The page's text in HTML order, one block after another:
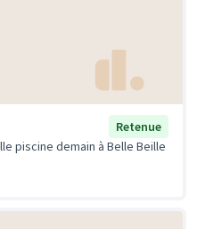
Retenue
piscine demain à Belle Beille